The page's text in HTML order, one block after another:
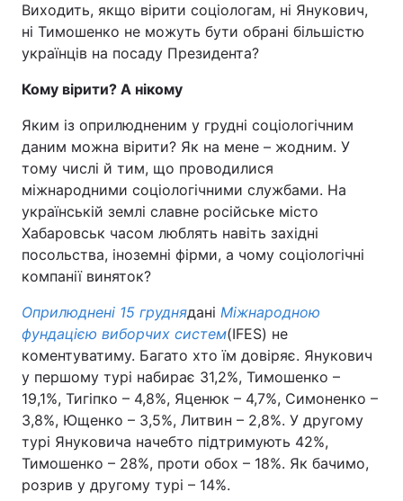
Виходить, якщо вірити соціологам, ні Янукович,
ні Тимошенко не можуть бути обрані більшістю
українців на посаду Президента?
Кому вірити? А нікому
Яким із оприлюдненим у грудні соціологічним
даним можна вірити? Як на мене – жодним. У
тому числі й тим, що проводилися
міжнародними соціологічними службами. На
українській землі славне російське місто
Хабаровськ часом люблять навіть західні
посольства, іноземні фірми, а чому соціологічні
компанії виняток?
Оприлюднені 15 груднядані Міжнародною
фундацією виборчих систем(IFES) не
коментуватиму. Багато хто їм довіряє. Янукович
у першому турі набирає 31,2%, Тимошенко –
19,1%, Тигіпко – 4,8%, Яценюк – 4,7%, Симоненко –
3,8%, Ющенко – 3,5%, Литвин – 2,8%. У другому
турі Януковича начебто підтримують 42%,
Тимошенко – 28%, проти обох – 18%. Як бачимо,
розрив у другому турі – 14%.